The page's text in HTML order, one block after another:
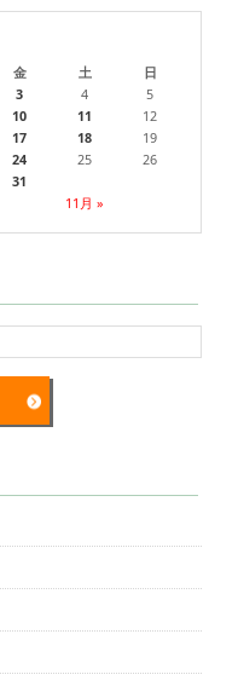
金 土 日
11月 »
3 4
5
10 11
12
17 18
19
24 25
26
31